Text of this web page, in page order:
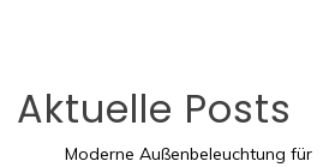
Aktuelle Posts
Moderne Außenbeleuchtung für